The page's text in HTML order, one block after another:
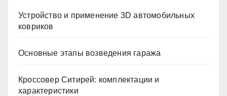
Устройство и применение 3D автомобильных
ковриков
Основные этапы возведения гаража
Кроссовер Ситирей: комплектации и
характеристики